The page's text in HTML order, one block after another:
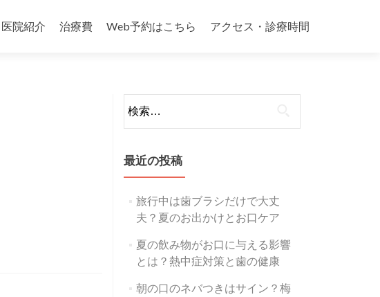
医院紹介 治療費 Web予約はこちら アクセス・診療時間
索:
最近の投稿
旅行中は歯ブラシだけで大丈
夫？夏のお出かけとお口ケア
夏の飲み物がお口に与える影響
とは？熱中症対策と歯の健康
朝の口のネバつきはサイン？梅